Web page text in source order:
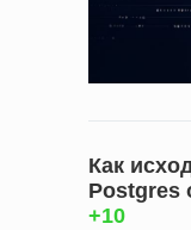
Как
Postgres
+10